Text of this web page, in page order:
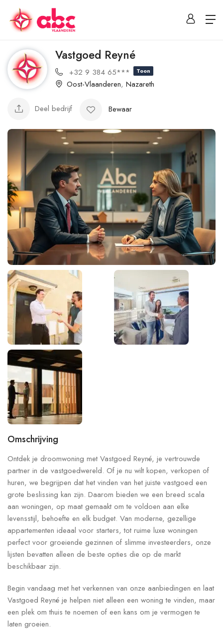
Vastgoed Reyné
+32 9 384 65*** Toon
Oost-Vlaanderen, Nazareth
Deel bedrijf Bewaar
Omschrijving
Ontdek je droomwoning met Vastgoed Reyné, je vertrouwde
partner in de vastgoedwereld. Of je nu wilt kopen, verkopen of
huren, we begrijpen dat het vinden van het juiste vastgoed een
grote beslissing kan zijn. Daarom bieden we een breed scala
aan woningen, op maat gemaakt om te voldoen aan elke
levensstijl, behoefte en elk budget. Van moderne, gezellige
appartementen ideaal voor starters, tot ruime luxe woningen
perfect voor groeiende gezinnen of slimme investeerders, onze
lijsten bevatten alleen de beste opties die op de markt
beschikbaar zijn.
Begin vandaag met het verkennen van onze aanbiedingen en laat
Vastgoed Reyné je helpen niet alleen een woning te vinden, maar
een plek om thuis te noemen of een kans om je vermogen te
laten groeien.